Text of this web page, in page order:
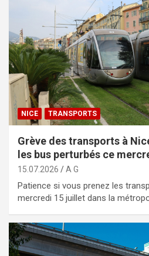
NICE TRANSPORTS
Grève des transports à
les bus perturbés ce
15.07.2026 A G
Patience si vous prenez les
mercredi 15 juillet dans la